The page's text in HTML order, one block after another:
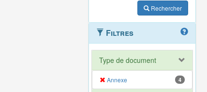
Rechercher
Filtres
Type de document
Annexe 4